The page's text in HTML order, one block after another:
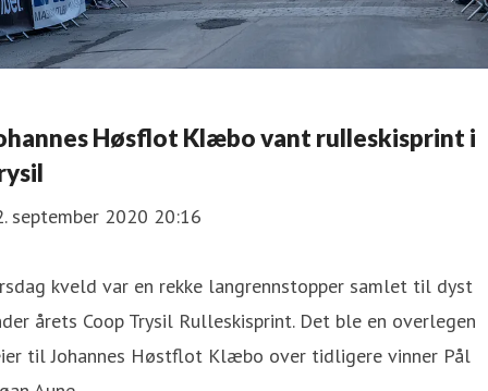
Høsflot Klæbo vant rulleskisprint i
september 2020 20:16
kveld var en rekke langrennstopper samlet til dyst
årets Coop Trysil Rulleskisprint. Det ble en overlegen
til Johannes Høstflot Klæbo over tidligere vinner Pål